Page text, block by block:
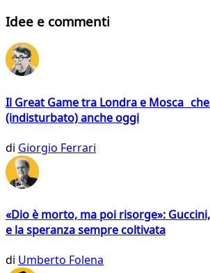
Idee e commenti
Il Great Game tra Londra e Mosca
(indisturbato) anche oggi
di Giorgio Ferrari
«Dio è morto, ma poi risorge»:
e la speranza sempre coltivata
di Umberto Folena